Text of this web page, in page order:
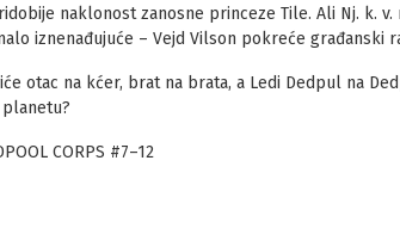
naklonost zanosne princeze Tile. Ali Nj. k.
iznenađujuće – Vejd Vilson pokreće građanski
otac na kćer, brat na brata, a Ledi Dedpul na
CORPS #7–12